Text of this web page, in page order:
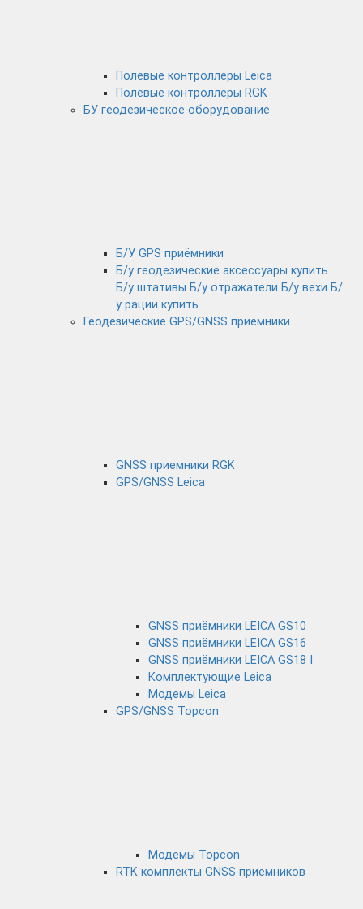
Полевые контроллеры Leica
Полевые контроллеры RGK
БУ геодезическое оборудование
Б/У GPS приёмники
Б/у геодезические аксессуары купить.
Б/у штативы Б/у отражатели Б/у вехи Б/
у рации купить
Геодезические GPS/GNSS приемники
GNSS приемники RGK
GPS/GNSS Leica
GNSS приёмники LEICA GS10
GNSS приёмники LEICA GS16
GNSS приёмники LEICA GS18 I
Комплектующие Leica
Модемы Leica
GPS/GNSS Topcon
Модемы Topcon
RTK комплекты GNSS приемников